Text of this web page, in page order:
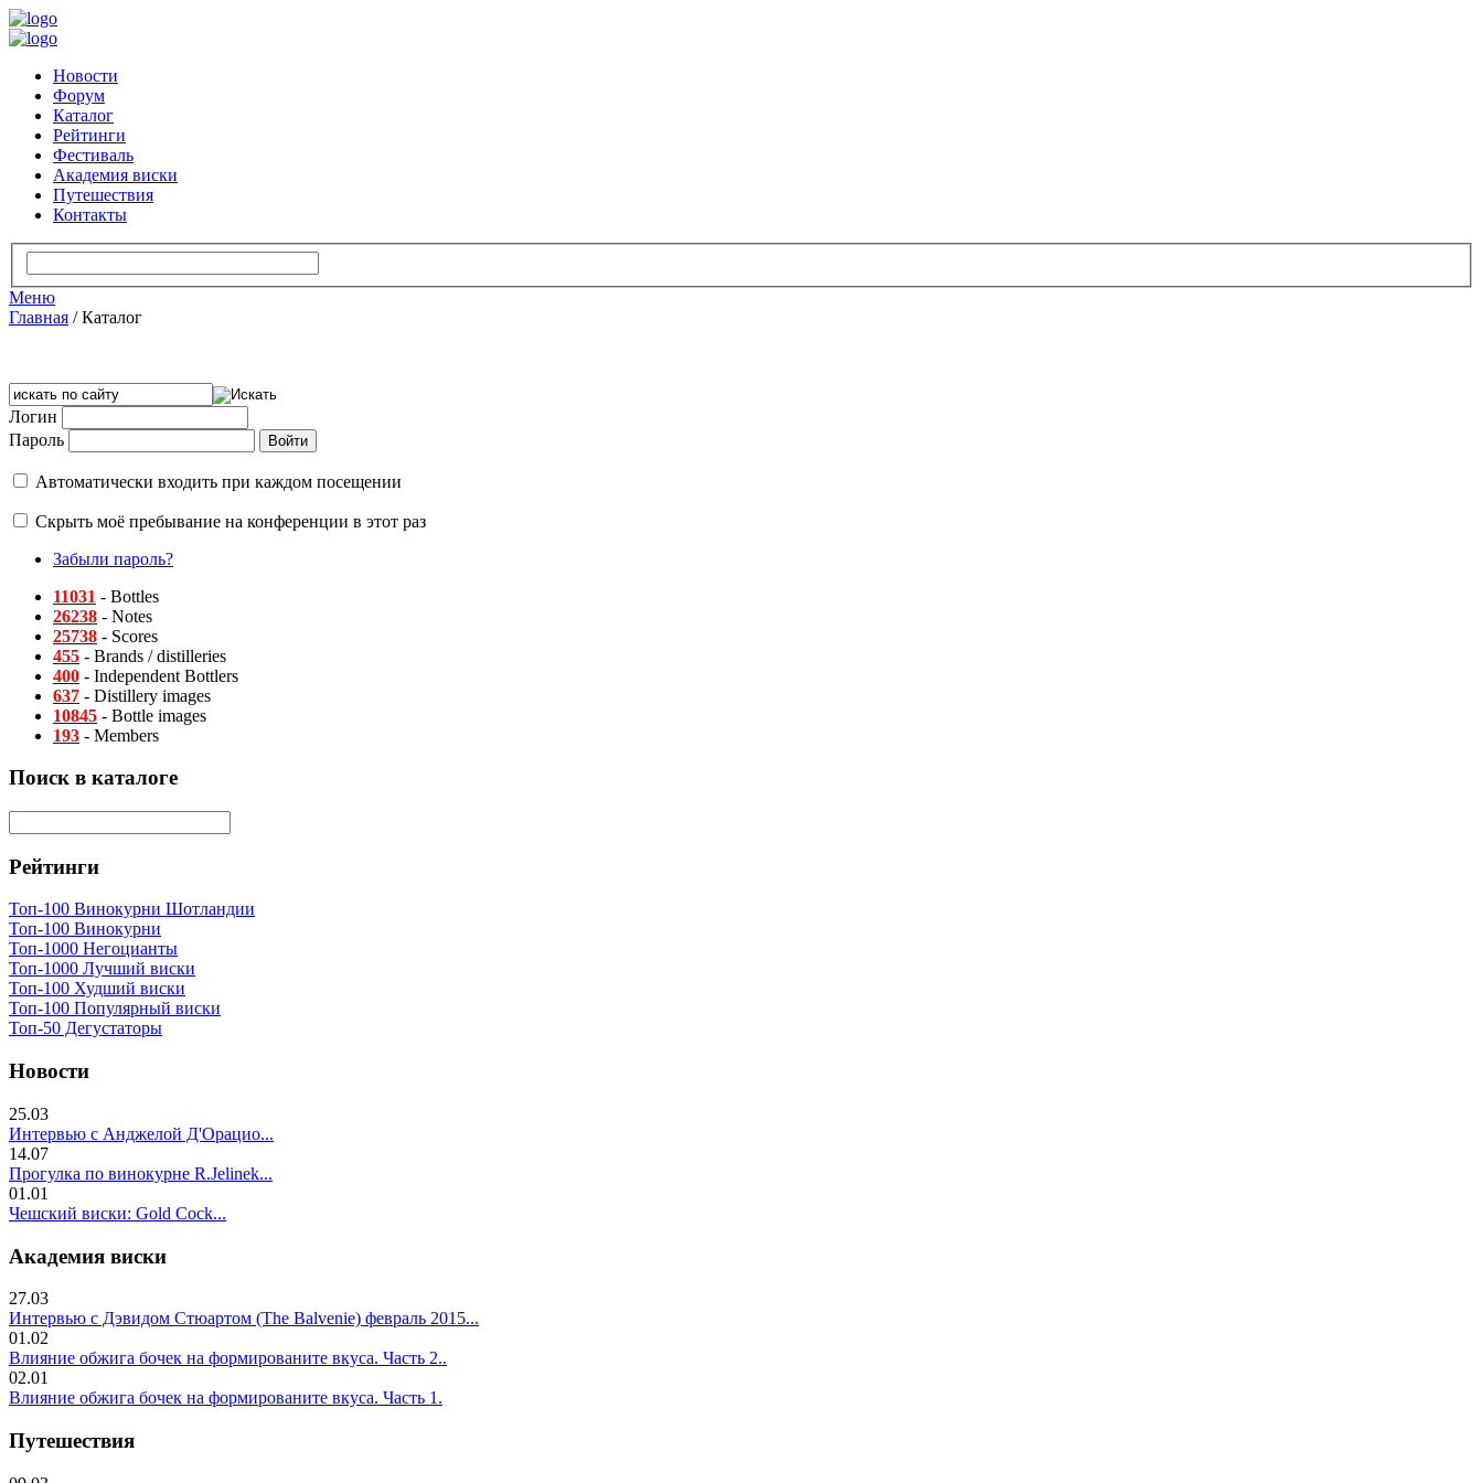
Новости
Форум
Каталог
Рейтинги
Фестиваль
Академия виски
Путешествия
Контакты
Меню
Главная /Каталог
Логин
Пароль
Автоматически входить при каждом посещении
Скрыть моё пребывание на конференции в этот раз
Забыли пароль?
11031 - Bottles
26238 - Notes
25738 - Scores
455 - Brands / distilleries
400 - Independent Bottlers
637 - Distillery images
10845 - Bottle images
193 - Members
Поиск в каталоге
Рейтинги
Топ-100 Винокурни Шотландии
Топ-100 Винокурни
Топ-1000 Негоцианты
Топ-1000 Лучший виски
Топ-100 Худший виски
Топ-100 Популярный виски
Топ-50 Дегустаторы
Новости
25.03
Интервью с Анджелой Д'Орацио...
14.07
Прогулка по винокурне R.Jelinek...
01.01
Чешский виски: Gold Cock...
Академия виски
27.03
Интервью с Дэвидом Стюартом (The Balvenie) февраль 2015...
01.02
Влияние обжига бочек на формированите вкуса. Часть 2..
02.01
Влияние обжига бочек на формированите вкуса. Часть 1.
Путешествия